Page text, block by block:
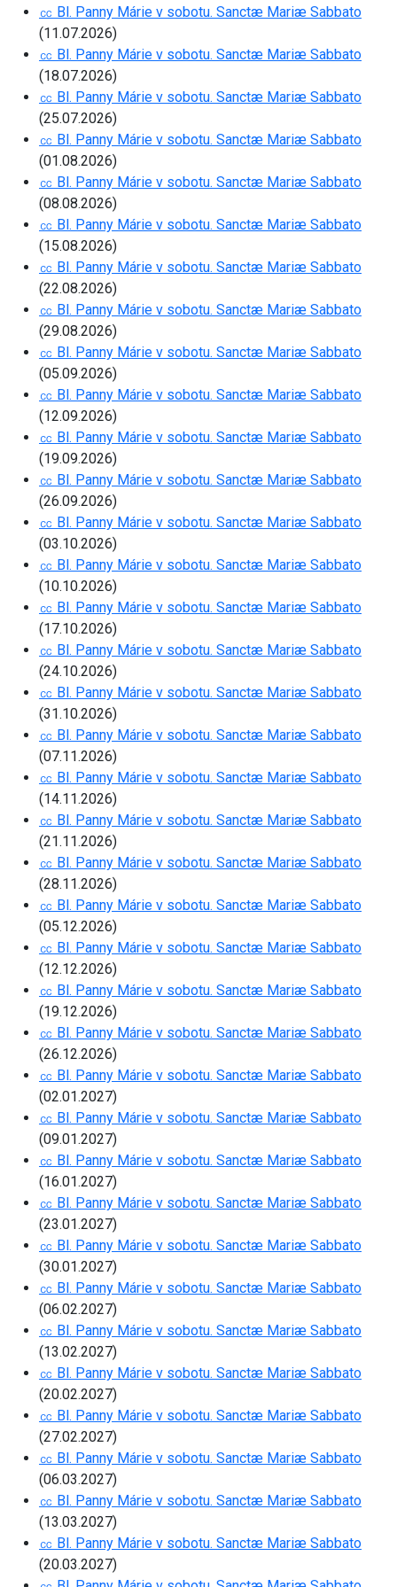
㏄ Bl. Panny Márie v sobotu. Sanctæ Mariæ Sabbato
(11.07.2026)
㏄ Bl. Panny Márie v sobotu. Sanctæ Mariæ Sabbato
(18.07.2026)
㏄ Bl. Panny Márie v sobotu. Sanctæ Mariæ Sabbato
(25.07.2026)
㏄ Bl. Panny Márie v sobotu. Sanctæ Mariæ Sabbato
(01.08.2026)
㏄ Bl. Panny Márie v sobotu. Sanctæ Mariæ Sabbato
(08.08.2026)
㏄ Bl. Panny Márie v sobotu. Sanctæ Mariæ Sabbato
(15.08.2026)
㏄ Bl. Panny Márie v sobotu. Sanctæ Mariæ Sabbato
(22.08.2026)
㏄ Bl. Panny Márie v sobotu. Sanctæ Mariæ Sabbato
(29.08.2026)
㏄ Bl. Panny Márie v sobotu. Sanctæ Mariæ Sabbato
(05.09.2026)
㏄ Bl. Panny Márie v sobotu. Sanctæ Mariæ Sabbato
(12.09.2026)
㏄ Bl. Panny Márie v sobotu. Sanctæ Mariæ Sabbato
(19.09.2026)
㏄ Bl. Panny Márie v sobotu. Sanctæ Mariæ Sabbato
(26.09.2026)
㏄ Bl. Panny Márie v sobotu. Sanctæ Mariæ Sabbato
(03.10.2026)
㏄ Bl. Panny Márie v sobotu. Sanctæ Mariæ Sabbato
(10.10.2026)
㏄ Bl. Panny Márie v sobotu. Sanctæ Mariæ Sabbato
(17.10.2026)
㏄ Bl. Panny Márie v sobotu. Sanctæ Mariæ Sabbato
(24.10.2026)
㏄ Bl. Panny Márie v sobotu. Sanctæ Mariæ Sabbato
(31.10.2026)
㏄ Bl. Panny Márie v sobotu. Sanctæ Mariæ Sabbato
(07.11.2026)
㏄ Bl. Panny Márie v sobotu. Sanctæ Mariæ Sabbato
(14.11.2026)
㏄ Bl. Panny Márie v sobotu. Sanctæ Mariæ Sabbato
(21.11.2026)
㏄ Bl. Panny Márie v sobotu. Sanctæ Mariæ Sabbato
(28.11.2026)
㏄ Bl. Panny Márie v sobotu. Sanctæ Mariæ Sabbato
(05.12.2026)
㏄ Bl. Panny Márie v sobotu. Sanctæ Mariæ Sabbato
(12.12.2026)
㏄ Bl. Panny Márie v sobotu. Sanctæ Mariæ Sabbato
(19.12.2026)
㏄ Bl. Panny Márie v sobotu. Sanctæ Mariæ Sabbato
(26.12.2026)
㏄ Bl. Panny Márie v sobotu. Sanctæ Mariæ Sabbato
(02.01.2027)
㏄ Bl. Panny Márie v sobotu. Sanctæ Mariæ Sabbato
(09.01.2027)
㏄ Bl. Panny Márie v sobotu. Sanctæ Mariæ Sabbato
(16.01.2027)
㏄ Bl. Panny Márie v sobotu. Sanctæ Mariæ Sabbato
(23.01.2027)
㏄ Bl. Panny Márie v sobotu. Sanctæ Mariæ Sabbato
(30.01.2027)
㏄ Bl. Panny Márie v sobotu. Sanctæ Mariæ Sabbato
(06.02.2027)
㏄ Bl. Panny Márie v sobotu. Sanctæ Mariæ Sabbato
(13.02.2027)
㏄ Bl. Panny Márie v sobotu. Sanctæ Mariæ Sabbato
(20.02.2027)
㏄ Bl. Panny Márie v sobotu. Sanctæ Mariæ Sabbato
(27.02.2027)
㏄ Bl. Panny Márie v sobotu. Sanctæ Mariæ Sabbato
(06.03.2027)
㏄ Bl. Panny Márie v sobotu. Sanctæ Mariæ Sabbato
(13.03.2027)
㏄ Bl. Panny Márie v sobotu. Sanctæ Mariæ Sabbato
(20.03.2027)